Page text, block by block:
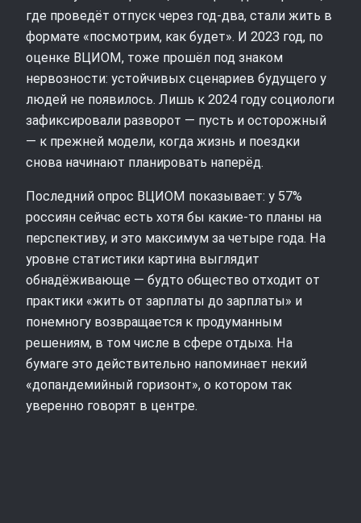
где проведёт отпуск через год‑два, стали жить в
формате «посмотрим, как будет». И 2023 год, по
оценке ВЦИОМ, тоже прошёл под знаком
нервозности: устойчивых сценариев будущего у
людей не появилось. Лишь к 2024 году социологи
зафиксировали разворот — пусть и осторожный
— к прежней модели, когда жизнь и поездки
снова начинают планировать наперёд.
Последний опрос ВЦИОМ показывает: у 57%
россиян сейчас есть хотя бы какие‑то планы на
перспективу, и это максимум за четыре года. На
уровне статистики картина выглядит
обнадёживающе — будто общество отходит от
практики «жить от зарплаты до зарплаты» и
понемногу возвращается к продуманным
решениям, в том числе в сфере отдыха. На
бумаге это действительно напоминает некий
«допандемийный горизонт», о котором так
уверенно говорят в центре.